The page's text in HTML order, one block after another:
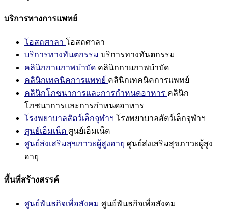
บริการทางการแพทย์
โอสถศาลา โอสถศาลา
บริการทางทันตกรรม บริการทางทันตกรรม
คลินิกกายภาพบำบัด คลินิกกายภาพบำบัด
คลินิกเทคนิคการแพทย์ คลินิกเทคนิคการแพทย์
คลินิกโภชนาการและการกำหนดอาหาร คลินิก
โภชนาการและการกำหนดอาหาร
โรงพยาบาลสัตว์เล็กจุฬาฯ โรงพยาบาลสัตว์เล็กจุฬาฯ
ศูนย์เอ็มเน็ต ศูนย์เอ็มเน็ต
ศูนย์ส่งเสริมสุขภาวะผู้สูงอายุ ศูนย์ส่งเสริมสุขภาวะผู้สูง
อายุ
พื้นที่สร้างสรรค์
ศูนย์พันธกิจเพื่อสังคม ศูนย์พันธกิจเพื่อสังคม